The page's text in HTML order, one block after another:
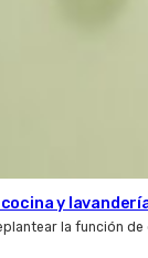
y
la función